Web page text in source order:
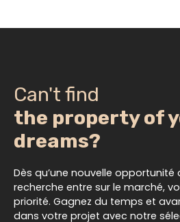
Can't find
the property of
dreams?
Dès qu’une nouvelle
recherche entre sur le marché,
priorité. Gagnez du temps et
dans votre projet avec notre